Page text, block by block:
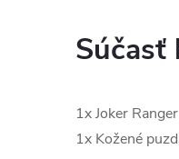
Súčasť
1x Joker
1x Kožené